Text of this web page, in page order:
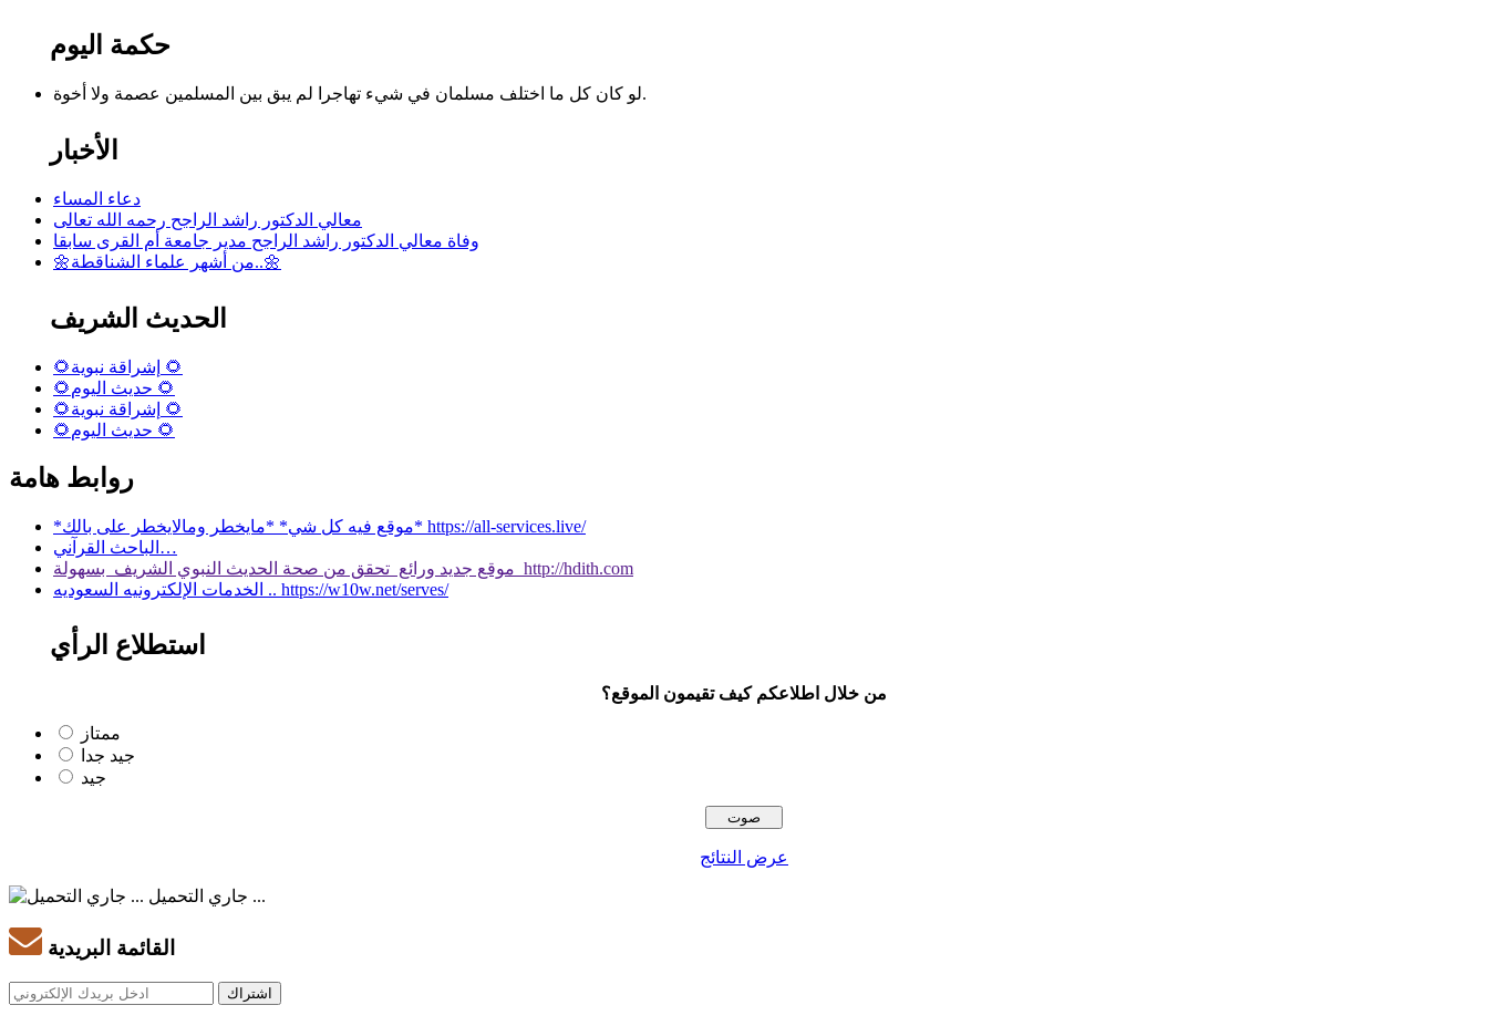
حكمة اليوم
لو كان كل ما اختلف مسلمان في شيء تهاجرا لم يبق بين المسلمين عصمة ولا أخوة.
الأخبار
دعاء المساء
معالي الدكتور راشد الراجح رحمه الله تعالى
وفاة معالي الدكتور راشد الراجح مدير جامعة أم القرى سابقا
🌼من أشهر علماء الشناقطة..🌼
الحديث الشريف
🌻إشراقة نبوية 🌻
🌻حديث اليوم 🌻
🌻إشراقة نبوية 🌻
🌻حديث اليوم 🌻
روابط هامة
*موقع فيه كل شي* *مايخطر ومالايخطر على بالك* https://all-services.live/
الباحث القرآني…
موقع جديد ورائع تحقق من صحة الحديث النبوي الشريف بسهولة http://hdith.com
الخدمات الإلكترونيه السعوديه .. https://w10w.net/serves/
استطلاع الرأي
من خلال اطلاعكم كيف تقيمون الموقع؟
ممتاز
جيد جدا
جيد
عرض النتائج
جاري التحميل ...
القائمة البريدية